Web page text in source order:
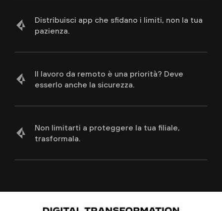
soluzione di sicurezza SaaS SASE-nativeive
Scopri AI Access Security
Distribuisci app che sfidano i limiti, non la tua
pazienza.
Scopri l'accelerazione delle app
Il lavoro da remoto è una priorità? Deve
esserlo anche la sicurezza.
Non limitarti a proteggere la tua filiale,
trasformala.
Scopri la filiale Zero Trust con Prisma SD-